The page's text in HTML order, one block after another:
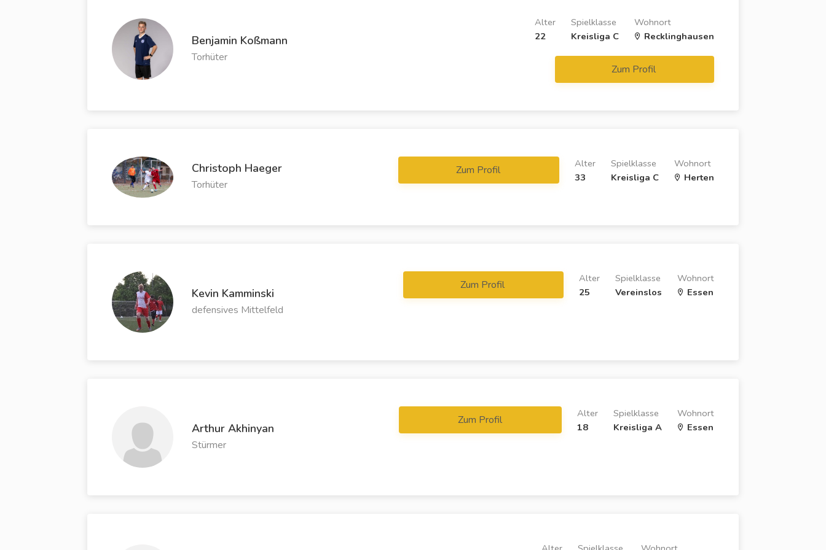
Benjamin Koßmann
Torhüter
Wohnort
Recklinghausen
Spielklasse
Kreisliga C
Alter
22
Zum Profil
Christoph Haeger
Torhüter
Wohnort
Herten
Spielklasse
Kreisliga C
Alter
33
Zum Profil
Kevin Kamminski
defensives Mittelfeld
Wohnort
Essen
Spielklasse
Vereinslos
Alter
25
Zum Profil
Arthur Akhinyan
Stürmer
Wohnort
Essen
Spielklasse
Kreisliga A
Alter
18
Zum Profil